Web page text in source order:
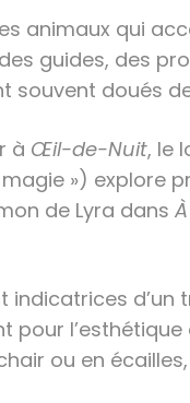
animaux qui
guides, des
souvent doués
à Œil-de-Nuit, le
magie »)
de Lyra dans
indicatrices
pour
ou en